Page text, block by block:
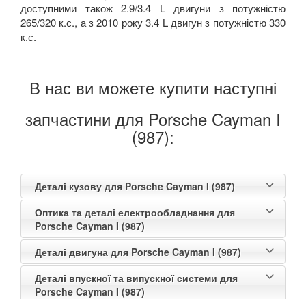
доступними також 2.9/3.4 L двигуни з потужністю
265/320 к.с., а з 2010 року 3.4 L двигун з потужністю 330
к.с.
В нас ви можете купити наступні
запчастини для Porsche Cayman I
(987):
Деталі кузову для Porsche Cayman I (987)
Оптика та деталі електрообладнання для
Porsche Cayman I (987)
Деталі двигуна для Porsche Cayman I (987)
Деталі впускної та випускної системи для
Porsche Cayman I (987)